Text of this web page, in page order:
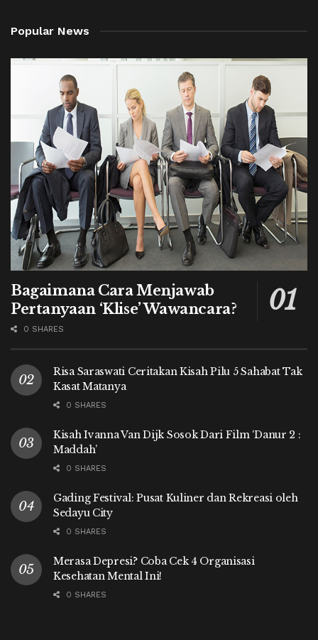
Popular News
Bagaimana Cara Menjawab
Pertanyaan ‘Klise’ Wawancara?
0 SHARES
Risa Saraswati Ceritakan Kisah Pilu 5 Sahabat Tak
Kasat Matanya
0 SHARES
Kisah Ivanna Van Dijk Sosok Dari Film ‘Danur 2 :
Maddah’
0 SHARES
Gading Festival: Pusat Kuliner dan Rekreasi oleh
Sedayu City
0 SHARES
Merasa Depresi? Coba Cek 4 Organisasi
Kesehatan Mental Ini!
0 SHARES